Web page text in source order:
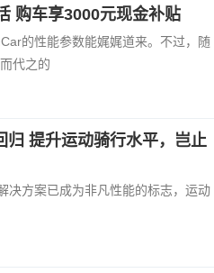
购车享3000元现金补贴
的性能参数能娓娓道来。不过，随
代之的
归 提升运动骑行水平，岂止
决方案已成为非凡性能的标志，运动